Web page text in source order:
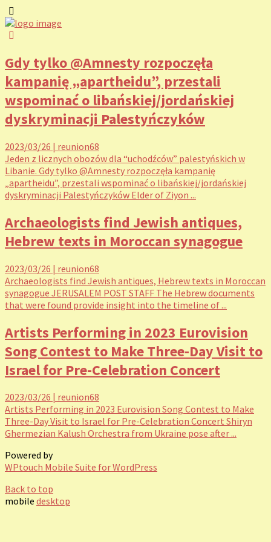
Gdy tylko @Amnesty rozpoczęła
kampanię „apartheidu”, przestali
wspominać o libańskiej/jordańskiej
dyskryminacji Palestyńczyków
2023/03/26 | reunion68
Jeden z licznych obozów dla “uchodźców” palestyńskich w
Libanie. Gdy tylko @Amnesty rozpoczęła kampanię
„apartheidu”, przestali wspominać o libańskiej/jordańskiej
dyskryminacji Palestyńczyków Elder of Ziyon ...
Archaeologists find Jewish antiques,
Hebrew texts in Moroccan synagogue
2023/03/26 | reunion68
Archaeologists find Jewish antiques, Hebrew texts in Moroccan
synagogue JERUSALEM POST STAFF The Hebrew documents
that were found provide insight into the timeline of ...
Artists Performing in 2023 Eurovision
Song Contest to Make Three-Day Visit to
Israel for Pre-Celebration Concert
2023/03/26 | reunion68
Artists Performing in 2023 Eurovision Song Contest to Make
Three-Day Visit to Israel for Pre-Celebration Concert Shiryn
Ghermezian Kalush Orchestra from Ukraine pose after ...
Powered by
WPtouch Mobile Suite for WordPress
Back to top
mobile desktop